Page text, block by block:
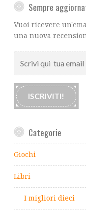
Sempre
Vuoi ricevere
una nuova
qui
tua
email
ISCRIVITI!
Categorie
Giochi
Libri
I migliori dieci